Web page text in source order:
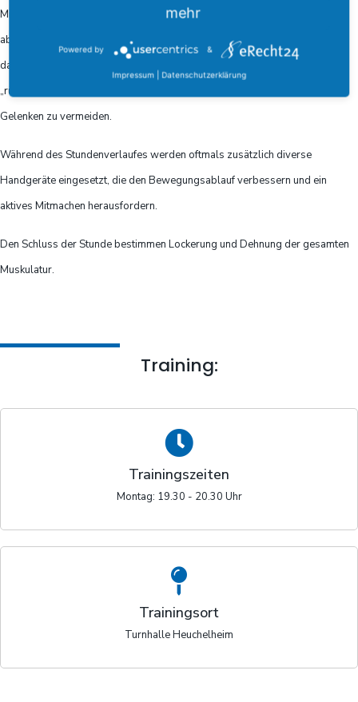
Mit intensiver Aufwärmarbeit bereiten wir unsere Gelenke durch
abwechslungsreiche und funktionelle Dehn- und Kräftigungsübungen auf
das Trainieren von Ausdauer und Kondition vor. All dies wird
„rückengerecht“ ausgeführt, um eine Fehlbelastung von Wirbelsäule und
Gelenken zu vermeiden.
Während des Stundenverlaufes werden oftmals zusätzlich diverse
Handgeräte eingesetzt, die den Bewegungsablauf verbessern und ein
aktives Mitmachen herausfordern.
Den Schluss der Stunde bestimmen Lockerung und Dehnung der gesamten
Muskulatur.
Training:
Trainingszeiten
Montag: 19.30 - 20.30 Uhr
Trainingsort
Turnhalle Heuchelheim
mehr
Powered by &
Impressum Datenschutzerklärung